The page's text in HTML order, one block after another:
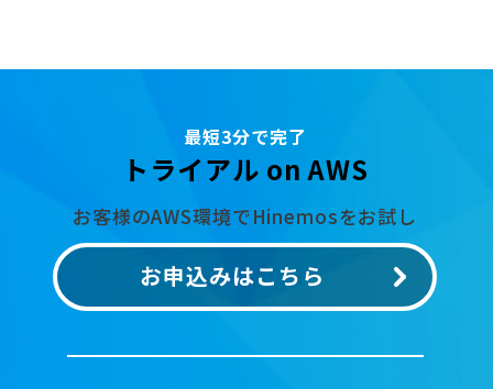
最短3分で完了
トライアル on AWS
お客様のAWS環境でHinemosをお試し
お申込みはこちら